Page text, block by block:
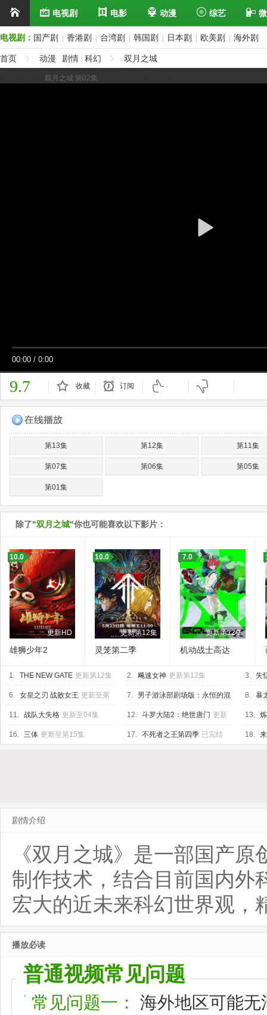
电视剧 电影 动漫 综艺
电视剧： 国产剧 香港剧 台湾剧 韩国剧 日本剧 欧美剧 海外剧
首页 动漫 剧情 科幻 双月之城
双月之城 第02集
00:00 / 0:00
9.7 收藏 订阅
第13集 第12集 第11集
第07集 第06集 第05集
第01集
除了"双月之城"你也可能喜欢以下影片：
更新HD
10.0
雄狮少年2
更新第12集
10.0
灵笼第二季
更新第12集
7.0
机动战士高达
1. THE NEW GATE 更新第12集 2. 飚速女神 更新第12集 3. 失
6. 女皇之刃 战败女王 更新至第
04集
7. 男子游泳部剧场版：永恒的混
合泳之约定 已完结
8. 暴
已完结
11. 战队大失格 更新至04集 12. 斗罗大陆2：绝世唐门 更新
至75集
13.
16. 三体 更新至第15集 17. 不死者之王第四季 已完结 18.
剧情介绍
《双月之城》是一部国产
制作技术，结合目前国内外
宏大的近未来科幻世界观，
播放必读
普通视频常见问题
常见问题一：
海外地区可能